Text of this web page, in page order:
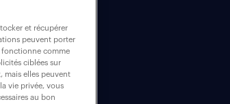
et récupérer
peuvent porter
fonctionne comme
ciblées sur
mais elles peuvent
vie privée, vous
au bon